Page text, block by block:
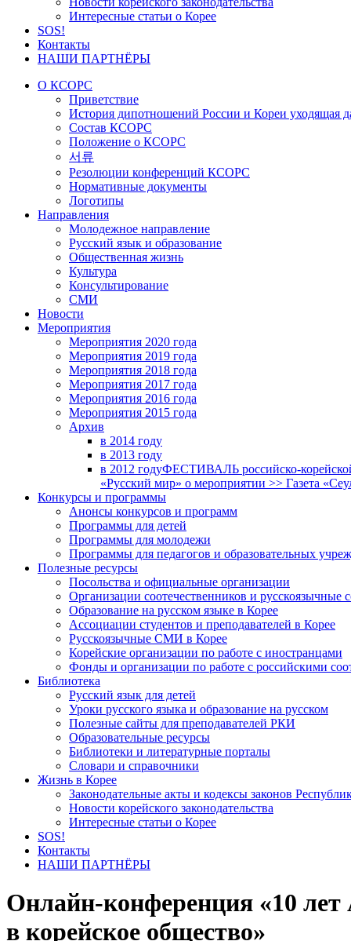
Интересные статьи о Корее
SOS!
Контакты
НАШИ ПАРТНЁРЫ
О КСОРС
Приветствие
История дипотношений России и Кореи уходящая
Состав КСОРС
Положение о КСОРС
서류
Резолюции конференций КСОРС
Нормативные документы
Логотипы
Направления
Молодежное направление
Русский язык и образование
Общественная жизнь
Культура
Консультирование
СМИ
Новости
Мероприятия
Мероприятия 2020 года
Мероприятия 2019 года
Мероприятия 2018 годa
Мероприятия 2017 года
Мероприятия 2016 года
Мероприятия 2015 года
Архив
в 2014 году
в 2013 году
в 2012 годуФЕСТИВАЛЬ российско-
«Русский мир» о мероприятии >> Газета
Конкурсы и программы
Анонсы конкурсов и программ
Программы для детей
Программы для молодежи
Программы для педагогов и образовательных
Полезные ресурсы
Посольства и официальные организации
Организации соотечественников и русскоязычные
Образование на русском языке в Корее
Ассоциации студентов и преподавателей в Корее
Русскоязычные СМИ в Корее
Корейские организации по работе с иностранцами
Фонды и организации по работе с российскими
Библиотека
Русский язык для детей
Уроки русского языка и образование на русском
Полезные сайты для преподавателей РКИ
Образовательные ресурсы
Библиотеки и литературные порталы
Словари и справочники
Жизнь в Корее
Законодательные акты и кодексы законов
Новости корейского законодательства
Интересные статьи о Корее
SOS!
Контакты
НАШИ ПАРТНЁРЫ
Онлайн-конференция «10
в корейское общество»